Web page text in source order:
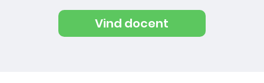
Vind docent